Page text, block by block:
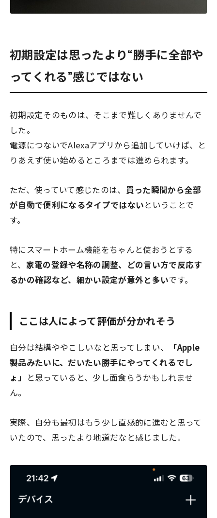
初期設定は思ったより“勝手に全部や
ってくれる”感じではない
初期設定そのものは、そこまで難しくありませんで
した。
電源につないでAlexaアプリから追加していけば、と
りあえず使い始めるところまでは進められます。
ただ、使っていて感じたのは、 買った瞬間から全部
が自動で便利になるタイプではないということで
す。
特にスマートホーム機能をちゃんと使おうとする
と、 家電の登録や名称の調整、どの言い方で反応す
るかの確認など、細かい設定が意外と多いです。
ここは人によって評価が分かれそう
自分は結構ややこしいなと思ってしまい、
「Apple
製品みたいに、だいたい勝手にやってくれるでし
ょ」
と思っていると、少し面食らうかもしれませ
ん。
実際、自分も最初はもう少し直感的に進むと思って
いたので、思ったより地道だなと感じました。